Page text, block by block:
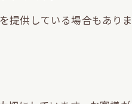
供している場合もあり